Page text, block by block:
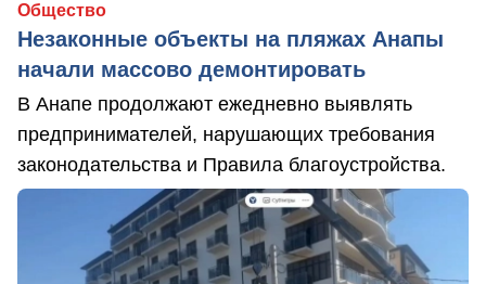
Общество
Незаконные объекты на пляжах Анапы
начали массово демонтировать
В Анапе продолжают ежедневно выявлять
предпринимателей, нарушающих требования
законодательства и Правила благоустройства.